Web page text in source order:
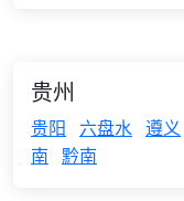
贵州
贵阳 六盘水 遵义
南 黔南